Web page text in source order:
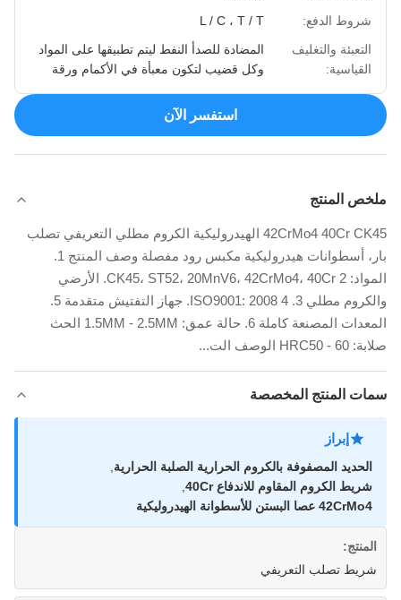
شروط الدفع:
L / C ، T / T
التعبئة والتغليف
القياسية:
المضادة للصدأ النفط ليتم تطبيقها على المواد
وكل قضيب لتكون معبأة في الأكمام ورقة
استفسر الآن
ملخص المنتج
42CrMo4 40Cr CK45 الهيدروليكية الكروم مطلي التعريفي تصلب
بار، أسطوانات هيدروليكية مكبس رود مفصلة وصف المنتج 1.
المواد: CK45، ST52، 20MnV6، 42CrMo4، 40Cr 2. الأرضي
والكروم مطلي 3. ISO9001: 2008 4. جهاز التفتيش متقدمة 5.
المعدات المصنعة كاملة 6. حالة عمق: 1.5MM - 2.5MM الحث
صلابة: HRC50 - 60 الوصف الت...
سمات المنتج المخصصة
إبراز
الحديد المصفوفة بالكروم الحرارية الصلبة الحرارية
شريط الكروم المقاوم للاندفاع 40Cr
42CrMo4 عصا البستن للأسطوانة الهيدروليكية
المنتج:
شريط تصلب التعريفي